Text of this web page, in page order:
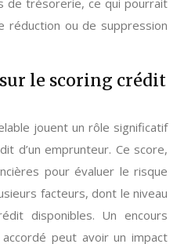
de trésorerie, ce qui pourrait
réduction ou de suppression
le scoring crédit
jouent un rôle significatif
d’un emprunteur. Ce score,
pour évaluer le risque
facteurs, dont le niveau
disponibles. Un encours
peut avoir un impact